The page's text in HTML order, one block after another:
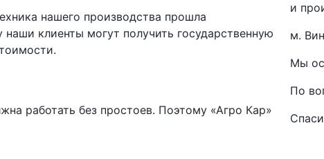
нашего производства прошла
клиенты могут получить государственную
работать без простоев. Поэтому «Агро Кар»
и
м.
Мы
По